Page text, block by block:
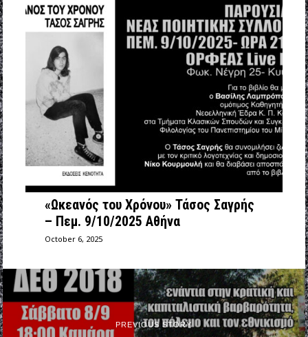
«Ωκεανός του Χρόνου» Τάσος Σαγρής
– Πεμ. 9/10/2025 Αθήνα
October 6, 2025
PREVIOUS STORY